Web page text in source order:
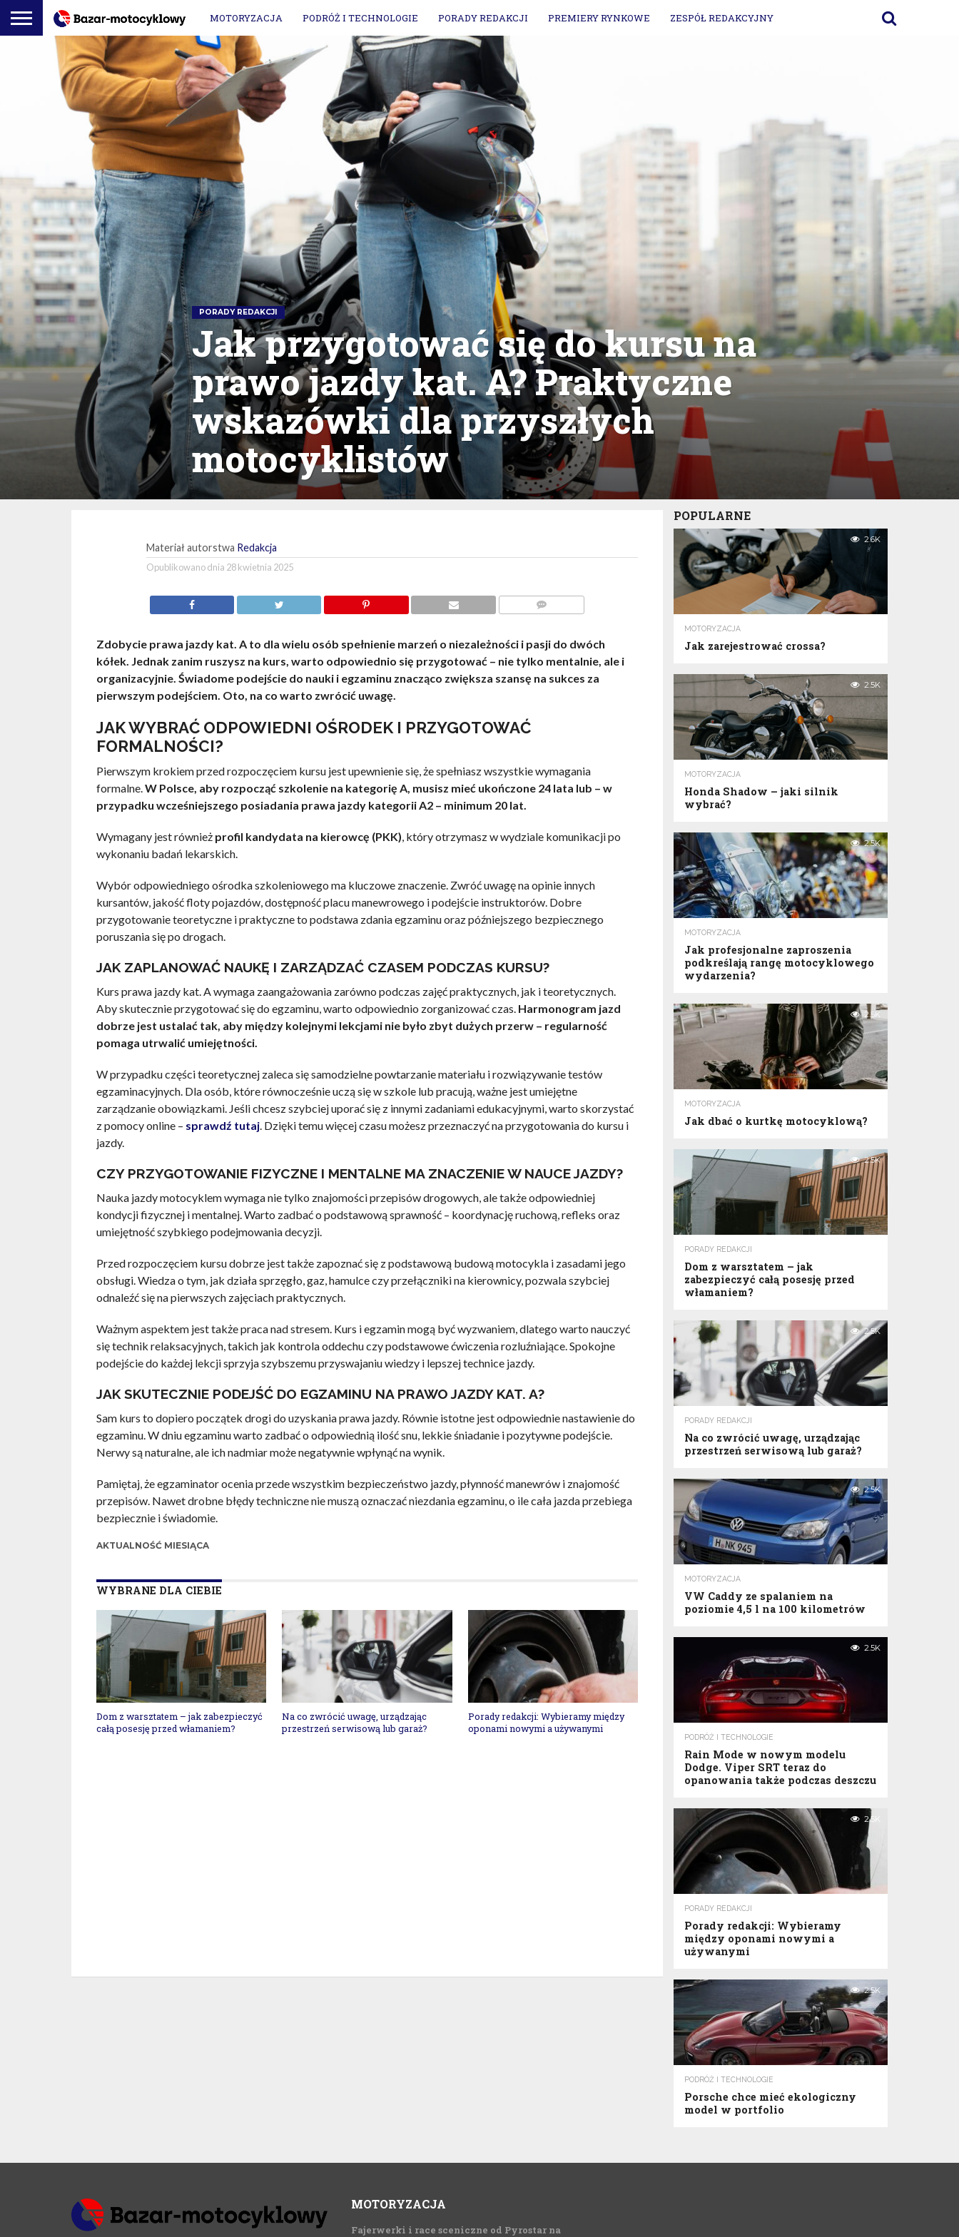
MOTORYZACJA PODRÓŻ I TECHNOLOGIE PORADY REDAKCJI PREMIERY RYNKOWE ZESPÓŁ REDAKCYJNY
PORADY REDAKCJI
Jak przygotować się do kursu na
prawo jazdy kat. A? Praktyczne
wskazówki dla przyszłych
motocyklistów
Materiał autorstwa Redakcja
Opublikowano dnia 28 kwietnia 2025
Zdobycie prawa jazdy kat. A to dla wielu osób spełnienie marzeń o niezależności i pasji do dwóch
kółek. Jednak zanim ruszysz na kurs, warto odpowiednio się przygotować – nie tylko mentalnie, ale i
organizacyjnie. Świadome podejście do nauki i egzaminu znacząco zwiększa szansę na sukces za
pierwszym podejściem. Oto, na co warto zwrócić uwagę.
JAK WYBRAĆ ODPOWIEDNI OŚRODEK I PRZYGOTOWAĆ
FORMALNOŚCI?
Pierwszym krokiem przed rozpoczęciem kursu jest upewnienie się, że spełniasz wszystkie wymagania
formalne.W Polsce, aby rozpocząć szkolenie na kategorię A, musisz mieć ukończone 24 lata lub – w
przypadku wcześniejszego posiadania prawa jazdy kategorii A2 – minimum 20 lat.
Wymagany jest również profil kandydata na kierowcę (PKK), który otrzymasz w wydziale komunikacji po
wykonaniu badań lekarskich.
Wybór odpowiedniego ośrodka szkoleniowego ma kluczowe znaczenie. Zwróć uwagę na opinie innych
kursantów, jakość floty pojazdów, dostępność placu manewrowego i podejście instruktorów. Dobre
przygotowanie teoretyczne i praktyczne to podstawa zdania egzaminu oraz późniejszego bezpiecznego
poruszania się po drogach.
JAK ZAPLANOWAĆ NAUKĘ I ZARZĄDZAĆ CZASEM PODCZAS KURSU?
Kurs prawa jazdy kat. A wymaga zaangażowania zarówno podczas zajęć praktycznych, jak i teoretycznych.
Aby skutecznie przygotować się do egzaminu, warto odpowiednio zorganizować czas. Harmonogram jazd
dobrze jest ustalać tak, aby między kolejnymi lekcjami nie było zbyt dużych przerw – regularność
pomaga utrwalić umiejętności.
W przypadku części teoretycznej zaleca się samodzielne powtarzanie materiału i rozwiązywanie testów
egzaminacyjnych. Dla osób, które równocześnie uczą się w szkole lub pracują, ważne jest umiejętne
zarządzanie obowiązkami. Jeśli chcesz szybciej uporać się z innymi zadaniami edukacyjnymi, warto skorzystać
z pomocy online – sprawdź tutaj. Dzięki temu więcej czasu możesz przeznaczyć na przygotowania do kursu i
jazdy.
CZY PRZYGOTOWANIE FIZYCZNE I MENTALNE MA ZNACZENIE W NAUCE JAZDY?
Nauka jazdy motocyklem wymaga nie tylko znajomości przepisów drogowych, ale także odpowiedniej
kondycji fizycznej i mentalnej. Warto zadbać o podstawową sprawność – koordynację ruchową, refleks oraz
umiejętność szybkiego podejmowania decyzji.
Przed rozpoczęciem kursu dobrze jest także zapoznać się z podstawową budową motocykla i zasadami jego
obsługi. Wiedza o tym, jak działa sprzęgło, gaz, hamulce czy przełączniki na kierownicy, pozwala szybciej
odnaleźć się na pierwszych zajęciach praktycznych.
Ważnym aspektem jest także praca nad stresem. Kurs i egzamin mogą być wyzwaniem, dlatego warto nauczyć
się technik relaksacyjnych, takich jak kontrola oddechu czy podstawowe ćwiczenia rozluźniające. Spokojne
podejście do każdej lekcji sprzyja szybszemu przyswajaniu wiedzy i lepszej technice jazdy.
JAK SKUTECZNIE PODEJŚĆ DO EGZAMINU NA PRAWO JAZDY KAT. A?
Sam kurs to dopiero początek drogi do uzyskania prawa jazdy. Równie istotne jest odpowiednie nastawienie do
egzaminu. W dniu egzaminu warto zadbać o odpowiednią ilość snu, lekkie śniadanie i pozytywne podejście.
Nerwy są naturalne, ale ich nadmiar może negatywnie wpłynąć na wynik.
Pamiętaj, że egzaminator ocenia przede wszystkim bezpieczeństwo jazdy, płynność manewrów i znajomość
przepisów. Nawet drobne błędy techniczne nie muszą oznaczać niezdania egzaminu, o ile cała jazda przebiega
bezpiecznie i świadomie.
AKTUALNOŚĆ MIESIĄCA
WYBRANE DLA CIEBIE
Dom z warsztatem – jak zabezpieczyć
całą posesję przed włamaniem?
Na co zwrócić uwagę, urządzając
przestrzeń serwisową lub garaż?
Porady redakcji: Wybieramy między
oponami nowymi a używanymi
POPULARNE
2.6K
MOTORYZACJA
Jak zarejestrować crossa?
2.5K
MOTORYZACJA
Honda Shadow – jaki silnik
wybrać?
2.5K
MOTORYZACJA
Jak profesjonalne zaproszenia
podkreślają rangę motocyklowego
wydarzenia?
2.5K
MOTORYZACJA
Jak dbać o kurtkę motocyklową?
2.5K
PORADY REDAKCJI
Dom z warsztatem – jak
zabezpieczyć całą posesję przed
włamaniem?
2.5K
PORADY REDAKCJI
Na co zwrócić uwagę, urządzając
przestrzeń serwisową lub garaż?
2.5K
MOTORYZACJA
VW Caddy ze spalaniem na
poziomie 4,5 l na 100 kilometrów
2.5K
PODRÓŻ I TECHNOLOGIE
Rain Mode w nowym modelu
Dodge. Viper SRT teraz do
opanowania także podczas deszczu
2.5K
PORADY REDAKCJI
Porady redakcji: Wybieramy
między oponami nowymi a
używanymi
2.5K
PODRÓŻ I TECHNOLOGIE
Porsche chce mieć ekologiczny
model w portfolio
MOTORYZACJA
Fajerwerki i race sceniczne od Pyrostar na